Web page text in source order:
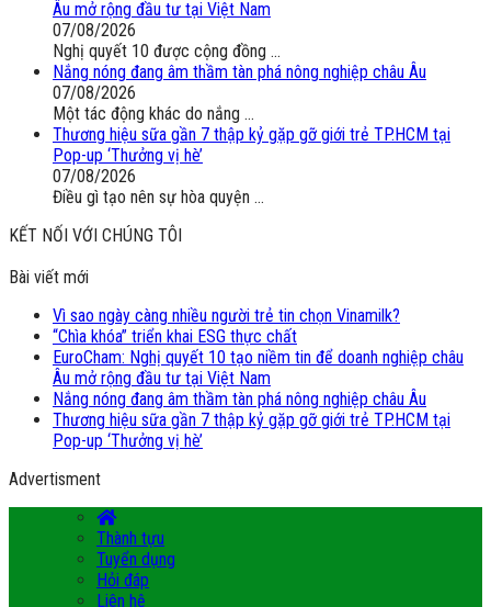
Âu mở rộng đầu tư tại Việt Nam
07/08/2026
Nghị quyết 10 được cộng đồng ...
Nắng nóng đang âm thầm tàn phá nông nghiệp châu Âu
07/08/2026
Một tác động khác do nắng ...
Thương hiệu sữa gần 7 thập kỷ gặp gỡ giới trẻ TP.HCM tại
Pop-up ‘Thưởng vị hè’
07/08/2026
Điều gì tạo nên sự hòa quyện ...
KẾT NỐI VỚI CHÚNG TÔI
Bài viết mới
Vì sao ngày càng nhiều người trẻ tin chọn Vinamilk?
“Chìa khóa” triển khai ESG thực chất
EuroCham: Nghị quyết 10 tạo niềm tin để doanh nghiệp châu
Âu mở rộng đầu tư tại Việt Nam
Nắng nóng đang âm thầm tàn phá nông nghiệp châu Âu
Thương hiệu sữa gần 7 thập kỷ gặp gỡ giới trẻ TP.HCM tại
Pop-up ‘Thưởng vị hè’
Advertisment
Thành tựu
Tuyển dụng
Hỏi đáp
Liên hệ